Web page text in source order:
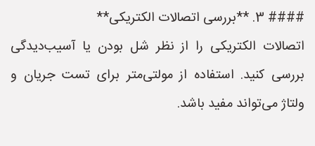
#### 3. **بررسی اتصالات الکتریکی**
اتصالات الکتریکی را از نظر شل بودن یا آسیب‌دیدگی
بررسی کنید. استفاده از مولتی‌متر برای تست جریان و
ولتاژ می‌تواند مفید باشد.